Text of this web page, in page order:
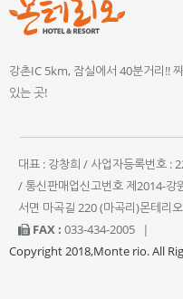
강촌IC 5km, 잠실에서 40분거리!!
있는 곳!
대표 : 강창희 / 사업자등록번호 :
/ 통신판매업신고번호 제2014-강
서면 마곡길 220 (마곡리)몬테리
FAX : 033-434-2005
|
Copyright 2018,Monte rio. All